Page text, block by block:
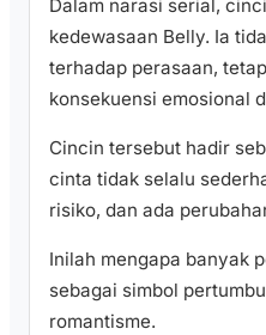
Dalam narasi serial,
kedewasaan Belly. Ia
terhadap perasaan,
konsekuensi emosional
Cincin tersebut hadir
cinta tidak selalu
risiko, dan ada
Inilah mengapa banyak
sebagai simbol
romantisme.